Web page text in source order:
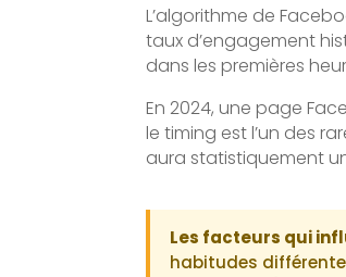
L’algorithme de
taux d’engagement
dans les premières
En 2024, une page
le timing est l’un des
aura statistiquement
Les facteurs qui
habitudes